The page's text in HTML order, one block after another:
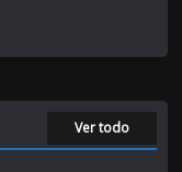
Ver todo